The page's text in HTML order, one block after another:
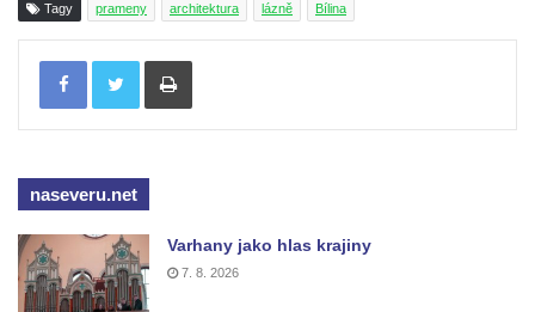
Vltavou
Chomutově
Bývalé popraviště na Šibeničním vrchu u
Bývalá pozorovatelna civilní obrany na
Hostibejku v Kralupech nad Vltavou
Tagy prameny architektura lázně Bílina
Tisknout
naseveru.net
Varhany jako hlas krajiny
7. 8. 2026